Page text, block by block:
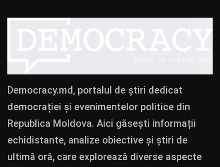
Democracy.md, portalul de știri dedicat
democrației și evenimentelor politice din
Republica Moldova. Aici găsești informații
echidistante, analize obiective și știri de
ultimă oră, care explorează diverse aspecte